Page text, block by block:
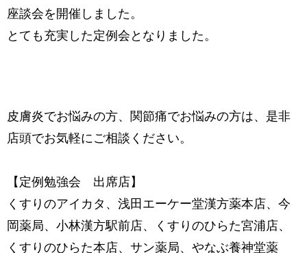
座談会を開催しました。
とても充実した定例会となりました。
皮膚炎でお悩みの方、関節痛でお悩みの方は、是非
店頭でお気軽にご相談ください。
【定例勉強会 出席店】
くすりのアイカタ、浅田エーケー堂漢方薬本店、今
岡薬局、小林漢方駅前店、くすりのひらた宮浦店、
くすりのひらた本店、サン薬局、やなぶ養神堂薬